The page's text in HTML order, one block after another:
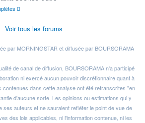
Voir tous les forums
par MORNINGSTAR et diffusée par BOURSORAMA
de canal de diffusion, BOURSORAMA n'a participé
ni exercé aucun pouvoir discrétionnaire quant à
contenues dans cette analyse ont été retranscrites "en
d'aucune sorte. Les opinions ou estimations qui y
ses auteurs et ne sauraient refléter le point de vue de
des lois applicables, ni l'information contenue, ni les